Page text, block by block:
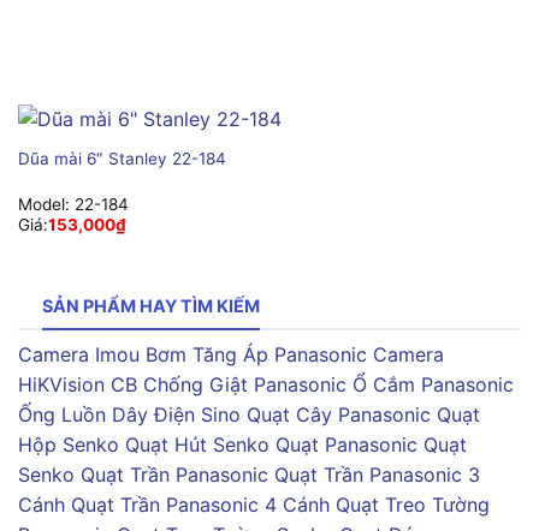
Dũa mài 6″ Stanley 22-184
Model: 22-184
Giá:153,000₫
SẢN PHẨM HAY TÌM KIẾM
Camera Imou Bơm Tăng Áp Panasonic Camera
HiKVision CB Chống Giật Panasonic Ổ Cắm Panasonic
Ống Luồn Dây Điện Sino Quạt Cây Panasonic Quạt
Hộp Senko Quạt Hút Senko Quạt Panasonic Quạt
Senko Quạt Trần Panasonic Quạt Trần Panasonic 3
Cánh Quạt Trần Panasonic 4 Cánh Quạt Treo Tường